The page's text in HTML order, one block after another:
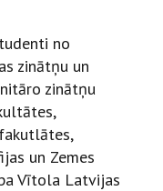
no
zinātņu un
zinātņu
un Zemes
Vītola Latvijas